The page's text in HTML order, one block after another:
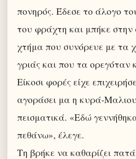
πονηρός. Έδεσε το άλογο
του φράχτη και μπήκε στην
χτήμα που συνόρευε με τα
γριάς και που τα ορεγόταν
Είκοσι φορές είχε
αγοράσει μα η κυρά-
πεισματικά. «Εδώ
πεθάνω», έλεγε.
Τη βρήκε να καθαρίζει